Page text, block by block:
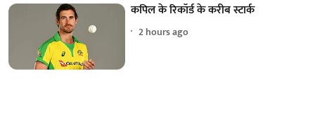
कपिल के रिकॉर्ड के करीब स्टार्क
2 hours ago